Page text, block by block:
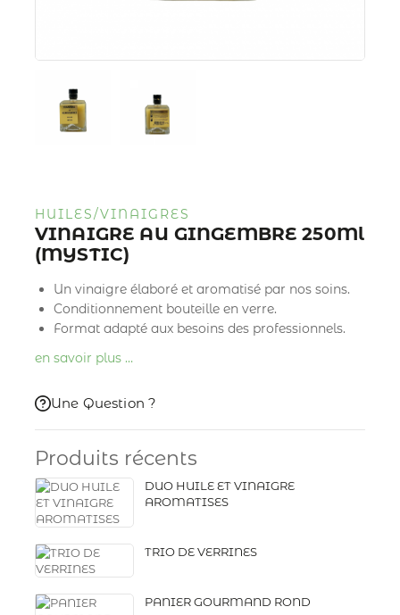
Produits récents
DUO HUILE ET VINAIGRE
AROMATISES
TRIO DE VERRINES
PANIER GOURMAND ROND
HUILES/VINAIGRES
VINAIGRE AU GINGEMBRE 250Ml
(MYSTIC)
Un vinaigre élaboré et aromatisé par nos soins.
Conditionnement bouteille en verre.
Format adapté aux besoins des professionnels.
en savoir plus …
Une Question ?